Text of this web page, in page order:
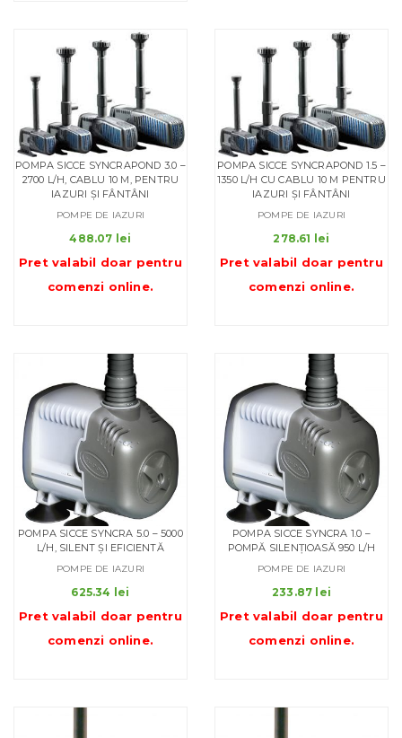
POMPA SICCE SYNCRAPOND 3.0 –
2700 L/H, CABLU 10 M, PENTRU
IAZURI ȘI FÂNTÂNI
POMPE DE IAZURI
488.07 lei
Pret valabil doar pentru
comenzi online.
POMPA SICCE SYNCRAPOND 1.5 –
1350 L/H CU CABLU 10 M PENTRU
IAZURI ȘI FÂNTÂNI
POMPE DE IAZURI
278.61 lei
Pret valabil doar pentru
comenzi online.
POMPA SICCE SYNCRA 5.0 – 5000
L/H, SILENT ȘI EFICIENTĂ
POMPE DE IAZURI
625.34 lei
Pret valabil doar pentru
comenzi online.
POMPA SICCE SYNCRA 1.0 –
POMPĂ SILENȚIOASĂ 950 L/H
POMPE DE IAZURI
233.87 lei
Pret valabil doar pentru
comenzi online.